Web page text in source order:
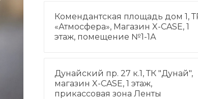
Комендантская площадь дом 1,
«Атмосфера», Магазин X-CASE, 1
этаж, помещение №1-1А
Дунайский пр. 27 к.1, ТК "Дунай",
магазин X-CASE, 1 этаж,
прикассовая зона Ленты